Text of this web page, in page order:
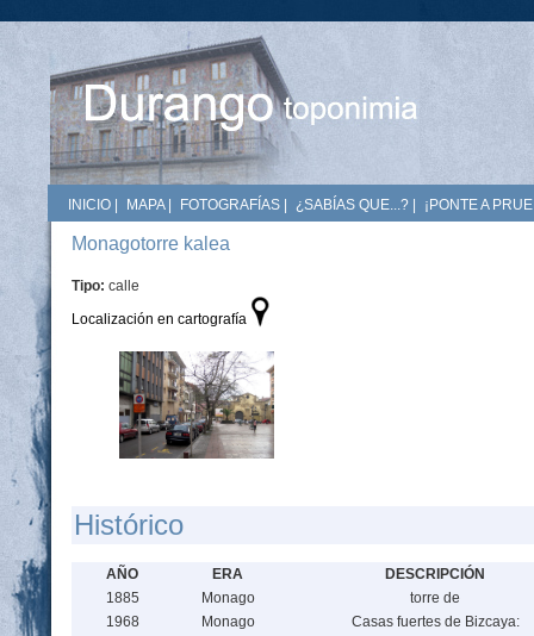
INICIO MAPA| FOTOGRAFÍAS ¿SABÍAS QUE...? ¡PONTE A
Monagotorre kalea
Tipo: calle
Localización en cartografía
Histórico
AÑO ERA
DESCRIPCIÓN
1885
Monago
torre de
1968
Monago
Casas fuertes de Bizcaya: